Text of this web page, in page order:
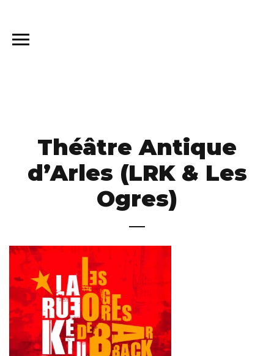
Théâtre Antique
d’Arles (LRK & Les
Ogres)